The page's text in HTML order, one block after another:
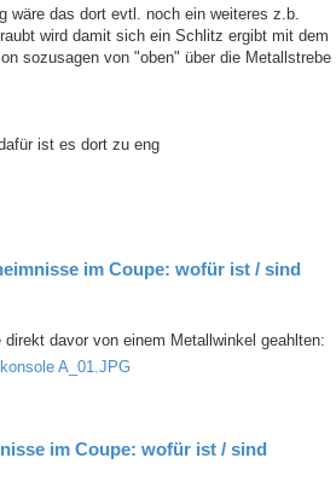
wäre das dort evtl. noch ein weiteres z.b.
wird damit sich ein Schlitz ergibt mit dem
sozusagen von "oben" über die Metallstrebe
ist es dort zu eng
im Coupe: wofür ist / sind
direkt davor von einem Metallwinkel geahlten:
im Coupe: wofür ist / sind